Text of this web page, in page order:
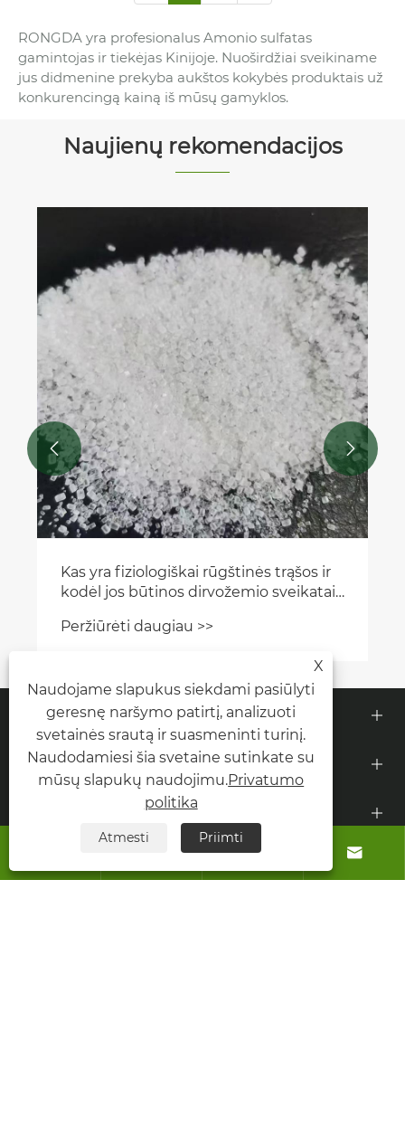
RONGDA yra profesionalus Amonio sulfatas
gamintojas ir tiekėjas Kinijoje. Nuoširdžiai sveikiname
jus didmenine prekyba aukštos kokybės produktais už
konkurencingą kainą iš mūsų gamyklos.
Naujienų rekomendacijos
Kas yra fiziologiškai rūgštinės trąšos ir
kodėl jos būtinos dirvožemio sveikatai
Peržiūrėti daugiau >>
 
Apie mus
Produktai
Susisiekite su mumis
 
X
Naudojame slapukus siekdami pasiūlyti
geresnę naršymo patirtį, analizuoti
svetainės srautą ir suasmeninti turinį.
Naudodamiesi šia svetaine sutinkate su
mūsų slapukų naudojimu.Privatumo
politika
Atmesti Priimti